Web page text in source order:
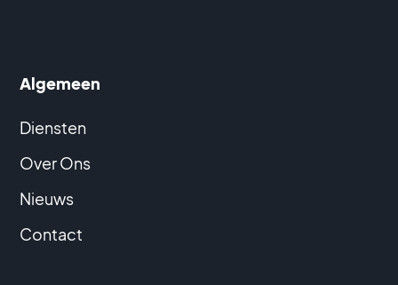
Algemeen
Diensten
Over Ons
Nieuws
Contact